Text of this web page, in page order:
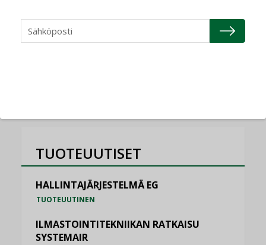
Schneider Electric
NIMITYKSET
TUOTEUUTISET
HALLINTAJÄRJESTELMÄ EG
TUOTEUUTINEN
ILMASTOINTITEKNIIKAN RATKAISU
SYSTEMAIR